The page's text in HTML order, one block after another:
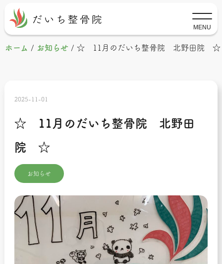
MENU
ホーム / お知らせ / ☆ 11月のだいち整骨院 北野田院 ☆
2025-11-01
☆ 11月のだいち整骨院 北野田
院 ☆
お知らせ